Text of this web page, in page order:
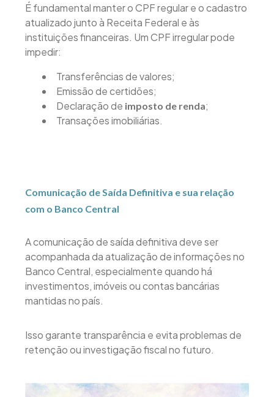
É fundamental manter o CPF regular e o cadastro
atualizado junto à Receita Federal e às
instituições financeiras. Um CPF irregular pode
impedir:
Transferências de valores;
Emissão de certidões;
Declaração de imposto de renda;
Transações imobiliárias.
Comunicação de Saída Definitiva e sua relação
com o Banco Central
A comunicação de saída definitiva deve ser
acompanhada da atualização de informações no
Banco Central, especialmente quando há
investimentos, imóveis ou contas bancárias
mantidas no país.
Isso garante transparência e evita problemas de
retenção ou investigação fiscal no futuro.